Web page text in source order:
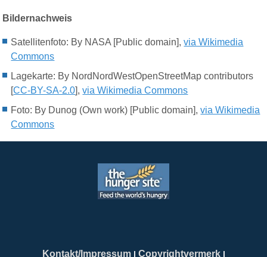
Bildernachweis
Satellitenfoto: By NASA [Public domain],via Wikimedia
Commons
Lagekarte: By NordNordWestOpenStreetMap contributors
[CC-BY-SA-2.0],via Wikimedia Commons
Foto: By Dunog (Own work) [Public domain],via Wikimedia
Commons
Kontakt/Impressum| Copyrightvermerk|